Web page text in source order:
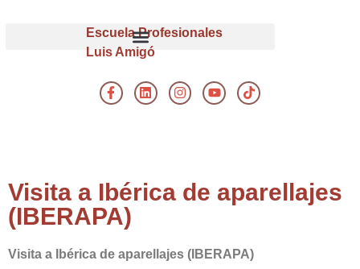
Escuela Profesionales
Luis Amigó
Visita a Ibérica de aparellajes
(IBERAPA)
Visita a Ibérica de aparellajes (IBERAPA)